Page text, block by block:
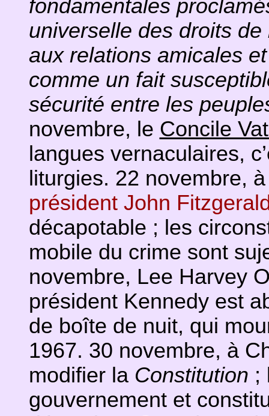
fondamentales
universelle des droits de
aux relations amicales
comme un fait
sécurité entre les
novembre, le Concile
langues vernaculaires,
liturgies. 22 novembre,
président John
décapotable ; les
mobile du crime sont
novembre, Lee Harvey
président Kennedy est
de boîte de nuit, qui
1967. 30 novembre, à
modifier la Constitution ;
gouvernement et